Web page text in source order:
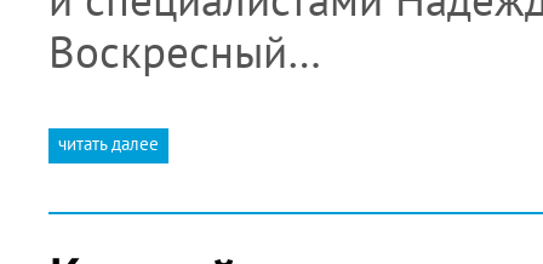
Воскресный…
читать далее